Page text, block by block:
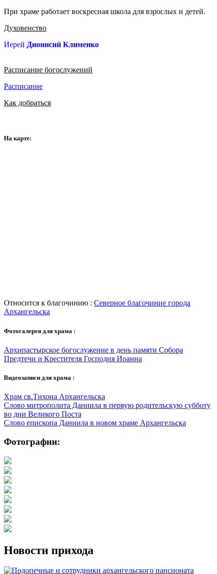
При храме работает воскресная школа для взрослых и детей.
Духовенство
Иерей Дионисий Клименко
Расписание богослужений
Расписание
Как добраться
На карте:
Относится к благочинию : Северное благочиние города
Архангельска
Фотогалерея для храма :
Архипастырское богослужение в день памяти Собора
Предтечи и Крестителя Господня Иоанна
Видеозаписи для храма :
Храм св.Тихона Архангельска
Слово митрополита Даниила в первую родительскую субботу
во дни Великого Поста
Слово епископа Даниила в новом храме Архангельска
Фотографии:
Новости прихода